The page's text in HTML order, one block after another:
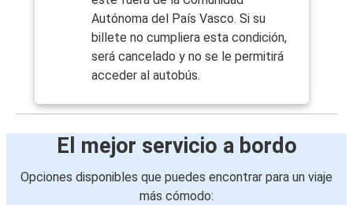
Autónoma del País Vasco. Si su
billete no cumpliera esta condición,
será cancelado y no se le permitirá
acceder al autobús.
El mejor servicio a bordo
Opciones disponibles que puedes encontrar para un viaje
más cómodo: